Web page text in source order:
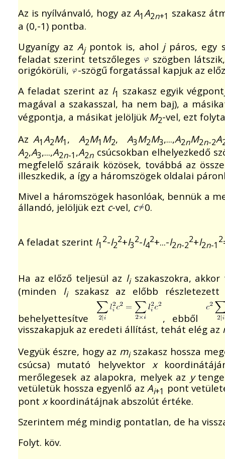
Az is nyílvánvaló, hogy azA1A2n+1 szakasz
a (0,-1) pontba.
Ugyanígy azAjpontok is, ahol jpáros, egy
feladat szerint tetszőleges
szögben
origókörüli,
-szögű forgatással kapjuk az
A feladat szerint az l1 szakasz egyik
magával a szakasszal, ha nem baj), a
végpontja, a másikat jelöljük M2-vel, ezt
Az A1A2M1 , A2M1 M2, A3M2M3,...,A2nM2n-2A
A2,A3,...,A2n-1 ,A2n csúcsokban elhelyezkedő
megfelelő száraik közösek, továbbá az
illeszkedik, a így a háromszögek oldalai
Mivel a háromszögek hasonlóak, bennük a
állandó, jelöljük ezt c-vel, c 0.
A feladat szerint l1
2-l2
2+l3
2-l4
2+...-l2n-2
2+l2n-1
2
Ha az előző teljesül az liszakaszokra,
(minden liszakasz az előbb részletezett
behelyettesítve
, ebből
visszakapjuk az eredeti állítást, tehát elég az
Vegyük észre, hogy az miszakasz hossza
csúcsa) mutató helyvektor x
merőlegesek az alapokra, melyek az y
vetületük hossza egyenlő az Ai+1 pont
pont xkoordinátájnak abszolút értéke.
Szerintem még mindig pontatlan, de ha
Folyt. köv.